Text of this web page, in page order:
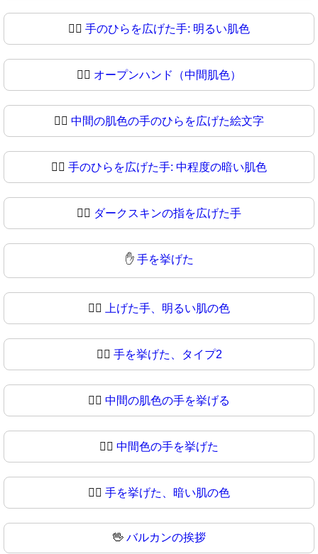
🖐🏻 手のひらを広げた手: 明るい肌色
🖐🏼 オープンハンド（中間肌色）
🖐🏽 中間の肌色の手のひらを広げた絵文字
🖐🏾 手のひらを広げた手: 中程度の暗い肌色
🖐🏿 ダークスキンの指を広げた手
✋ 手を挙げた
✋🏻 上げた手、明るい肌の色
✋🏼 手を挙げた、タイプ2
✋🏽 中間の肌色の手を挙げる
✋🏾 中間色の手を挙げた
✋🏿 手を挙げた、暗い肌の色
🖖 バルカンの挨拶